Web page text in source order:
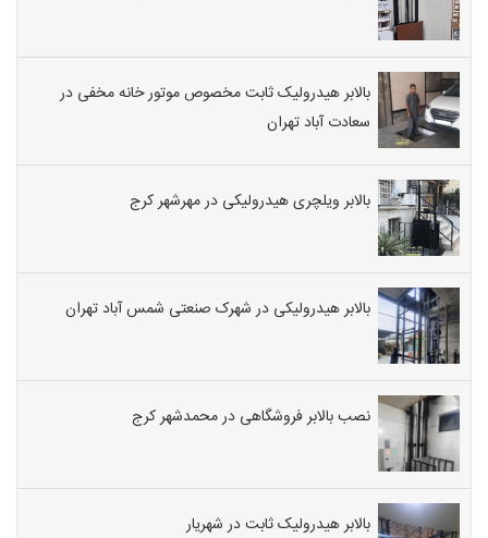
بالابر هیدرولیک ثابت مخصوص موتور خانه مخفی در
سعادت آباد تهران
بالابر ویلچری هیدرولیکی در مهرشهر کرج
بالابر هیدرولیکی در شهرک صنعتی شمس آباد تهران
نصب بالابر فروشگاهی در محمدشهر کرج
بالابر هیدرولیک ثابت در شهریار